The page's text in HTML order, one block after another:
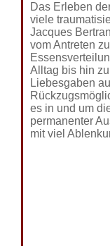
Das Erleben
viele
Jacques
vom Antreten
Alltag bis hin
Liebesgaben
es in und um
permanenter
mit viel